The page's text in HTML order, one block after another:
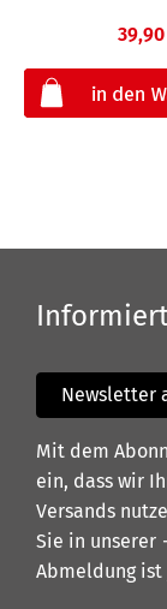
Newsletter
Mit dem
ein, dass wir
Versands
Sie in unserer
Abmeldung